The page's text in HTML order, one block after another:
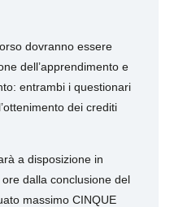
dovranno essere
dell’apprendimento e
entrambi i questionari
dei crediti
a disposizione in
dalla conclusione del
massimo CINQUE